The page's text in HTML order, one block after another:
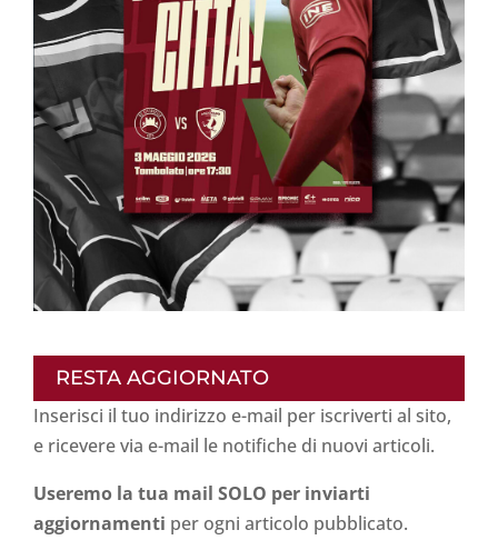
RESTA AGGIORNATO
Inserisci il tuo indirizzo e-mail per iscriverti al sito,
e ricevere via e-mail le notifiche di nuovi articoli.
Useremo la tua mail SOLO per inviarti
aggiornamenti per ogni articolo pubblicato.